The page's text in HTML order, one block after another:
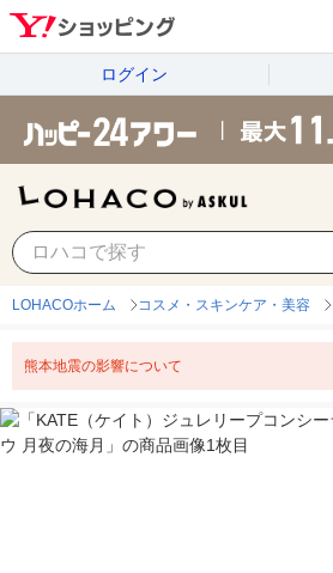
ログイン
LOHACOホーム コスメ・スキンケア・美容
熊本地震の影響について